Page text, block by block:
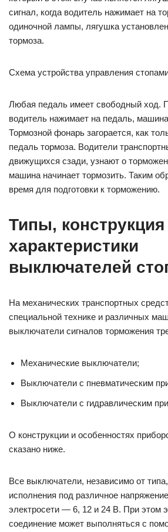
сигнал, когда водитель нажимает на
одиночной лампы, лягушка
тормоза.
Схема устройства управления
Любая педаль имеет свободный ход.
водитель нажимает на педаль, машина
Тормозной фонарь загорается, как
педаль тормоза. Водители
движущихся сзади, узнают о
машина начинает тормозить. Таким
время для подготовки к торможению.
Типы, конструкция
характеристики
выключателей
На механических транспортных
специальной технике и различных
выключатели сигналов торможения
Механические выключатели;
Выключатели с пневматическим
Выключатели с гидравлическим
О конструкции и особенностях
сказано ниже.
Все выключатели, независимо от
исполнения под различное
электросети — 6, 12 и 24 В. При этом
соединение может выполняться с